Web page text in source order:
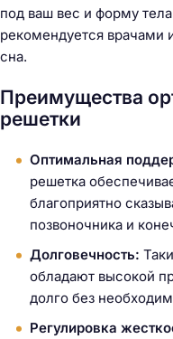
под ваш вес и форму
рекомендуется врачами
сна.
Преимущества
решетки
Оптимальная
решетка
благоприятно
позвоночника и
Долговечность:
обладают высокой
долго без
Регулировка